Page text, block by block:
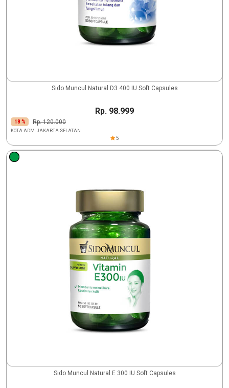
Sido Muncul Natural D3 400 IU Soft Capsules
Rp. 98.999
18 % Rp. 120.000
KOTA ADM. JAKARTA SELATAN
5
Sido Muncul Natural E 300 IU Soft Capsules